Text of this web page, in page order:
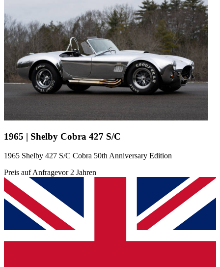
1965 | Shelby Cobra 427 S/C
1965 Shelby 427 S/C Cobra 50th Anniversary Edition
Preis auf Anfragevor 2 Jahren